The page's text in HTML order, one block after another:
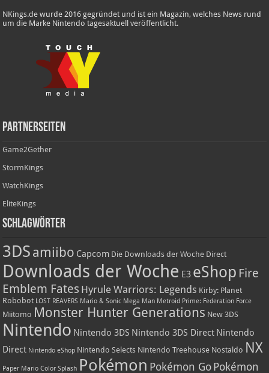
NKings.de wurde 2016 gegründet und ist ein Magazin, welches News rund
um die Marke Nintendo tagesaktuell veröffentlicht.
Partnerseiten
Game2Gether
StormKings
WatchKings
EliteKings
Schlagwörter
3DS amiibo Capcom Die Downloads der Woche Direct
Downloads der Woche E3 eShop Fire
Emblem Fates Hyrule Warriors: Legends Kirby: Planet
Robobot LOST REAVERS Mario & Sonic Mega Man Metroid Prime: Federation Force
Miitomo Monster Hunter Generations New 3DS
Nintendo Nintendo 3DS Nintendo 3DS Direct Nintendo
Direct Nintendo eShop Nintendo Selects Nintendo Treehouse Nostaldo NX
Paper Mario Color Splash Pokémon Pokémon Go Pokémon